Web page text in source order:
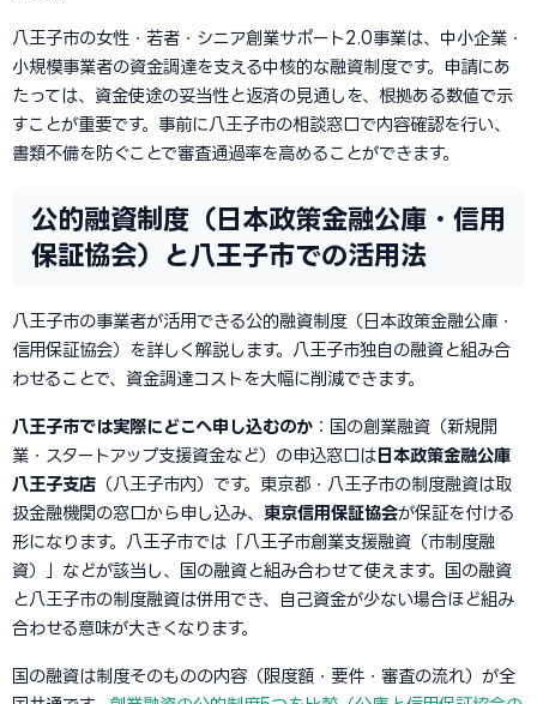
八王子市の女性・若者・シニア創業サポート2.0事業は、中小企業・
小規模事業者の資金調達を支える中核的な融資制度です。申請にあ
たっては、資金使途の妥当性と返済の見通しを、根拠ある数値で示
すことが重要です。事前に八王子市の相談窓口で内容確認を行い、
書類不備を防ぐことで審査通過率を高めることができます。
公的融資制度（日本政策金融公庫・信用
保証協会）と八王子市での活用法
八王子市の事業者が活用できる公的融資制度（日本政策金融公庫・
信用保証協会）を詳しく解説します。八王子市独自の融資と組み合
わせることで、資金調達コストを大幅に削減できます。
八王子市では実際にどこへ申し込むのか ：国の創業融資（新規開
業・スタートアップ支援資金など）の申込窓口は 日本政策金融公庫
八王子支店 （八王子市内）です。東京都・八王子市の制度融資は取
扱金融機関の窓口から申し込み、 東京信用保証協会が保証を付ける
形になります。八王子市では「八王子市創業支援融資（市制度融
資）」などが該当し、国の融資と組み合わせて使えます。国の融資
と八王子市の制度融資は併用でき、自己資金が少ない場合ほど組み
合わせる意味が大きくなります。
国の融資は制度そのものの内容（限度額・要件・審査の流れ）が全